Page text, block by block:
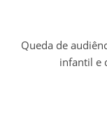
Queda de audiência leva emissora a antecipar programa
infantil e